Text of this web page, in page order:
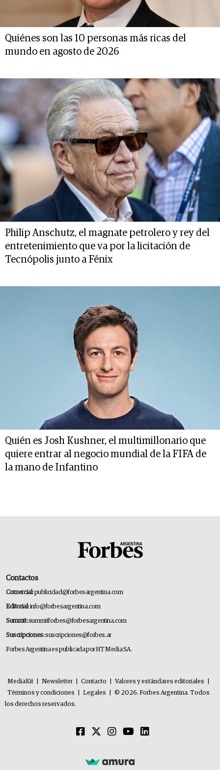
Quiénes son las 10 personas más ricas del
mundo en agosto de 2026
Philip Anschutz, el magnate petrolero y rey del
entretenimiento que va por la licitación de
Tecnópolis junto a Fénix
Quién es Josh Kushner, el multimillonario que
quiere entrar al negocio mundial de la FIFA de
la mano de Infantino
Contactos
Comercial:publicidad@forbesargentina.com
Editorial:info@forbesargentina.com
Summit:summitforbes@forbesargentina.com
Suscripciones:suscripciones@forbes.ar
Forbes Argentina es publicada por HT Media SA.
MediaKit Newsletter Contacto Valores y estándares editoriales
Términos y condiciones
Legales
© 2026. Forbes Argentina. Todos
los derechos reservados.